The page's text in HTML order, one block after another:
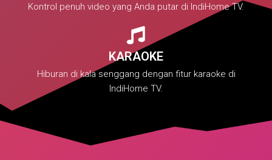
Kontrol penuh video yang Anda putar di IndiHome TV.
KARAOKE
Hiburan di kala senggang dengan fitur karaoke di
IndiHome TV.